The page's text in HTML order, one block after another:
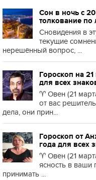
Сон в ночь с
толкование
Сновидения в
текущие
нерешённый вопрос, ...
Гороскоп на
для всех
♈️ Овен (21
от вас
дела, они прин...
Гороскоп от
года для всех
♈️ Овен (21
ясность в ваши
принимать ...